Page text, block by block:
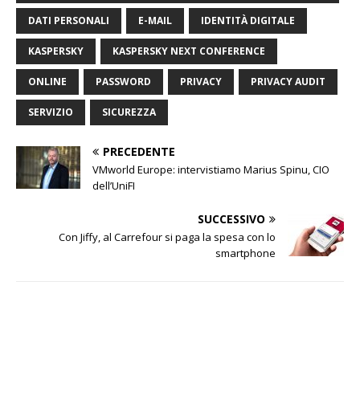
DATI PERSONALI E-MAIL IDENTITÀ DIGITALE
KASPERSKY KASPERSKY NEXT CONFERENCE
ONLINE PASSWORD PRIVACY PRIVACY AUDIT
SERVIZIO SICUREZZA
PRECEDENTE
VMworld Europe: intervistiamo Marius Spinu, CIO
dell’UniFI
SUCCESSIVO
Con Jiffy, al Carrefour si paga la spesa con lo
smartphone